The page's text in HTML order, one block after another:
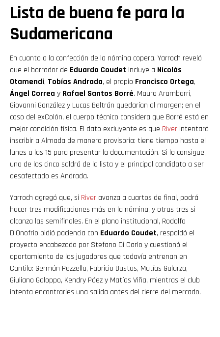
Lista de buena fe para la
Sudamericana
En cuanto a la confección de la nómina copera, Yarroch reveló
que el borrador de Eduardo Coudet incluye a Nicolás
Otamendi, Tobías Andrada, el propio Francisco Ortega,
Ángel Correa y Rafael Santos Borré. Mauro Arambarri,
Giovanni González y Lucas Beltrán quedarían al margen; en el
caso del exColón, el cuerpo técnico considera que Borré está en
mejor condición física. El dato excluyente es que River intentará
inscribir a Almada de manera provisoria: tiene tiempo hasta el
lunes a las 15 para presentar la documentación. Si lo consigue,
uno de los cinco saldrá de la lista y el principal candidato a ser
desafectado es Andrada.
Yarroch agregó que, si River avanza a cuartos de final, podrá
hacer tres modificaciones más en la nómina, y otras tres si
alcanza las semifinales. En el plano institucional, Rodolfo
D’Onofrio pidió paciencia con Eduardo Coudet, respaldó el
proyecto encabezado por Stefano Di Carlo y cuestionó el
apartamiento de los jugadores que todavía entrenan en
Cantilo: Germán Pezzella, Fabricio Bustos, Matías Galarza,
Giuliano Galoppo, Kendry Páez y Matías Viña, mientras el club
intenta encontrarles una salida antes del cierre del mercado.